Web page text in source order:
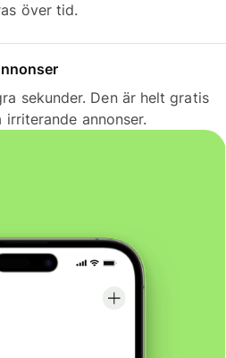
över tid.
sekunder. Den är helt gratis
annonser.